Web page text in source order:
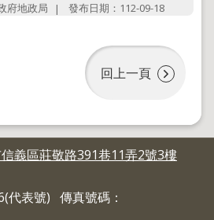
府地政局
發布日期：112-09-18
回上一頁
義區莊敬路391巷11弄2號3樓
代表號) 傳真號碼：